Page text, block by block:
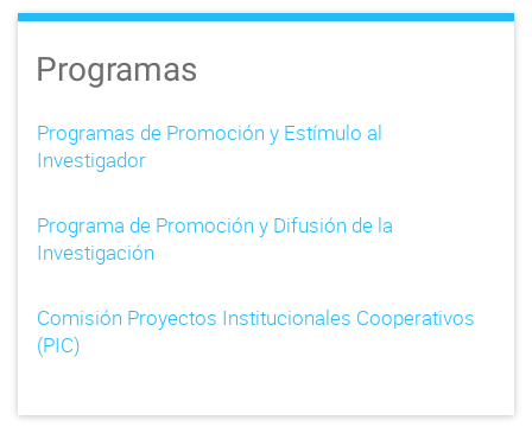
Programas
Programas de Promoción y Estímulo al
Investigador
Programa de Promoción y Difusión de la
Investigación
Comisión Proyectos Institucionales Cooperativos
(PIC)